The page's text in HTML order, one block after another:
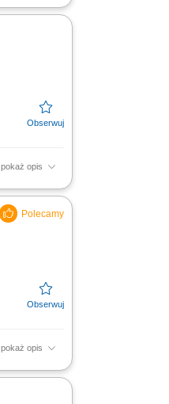
pokaż opis
pokaż opis